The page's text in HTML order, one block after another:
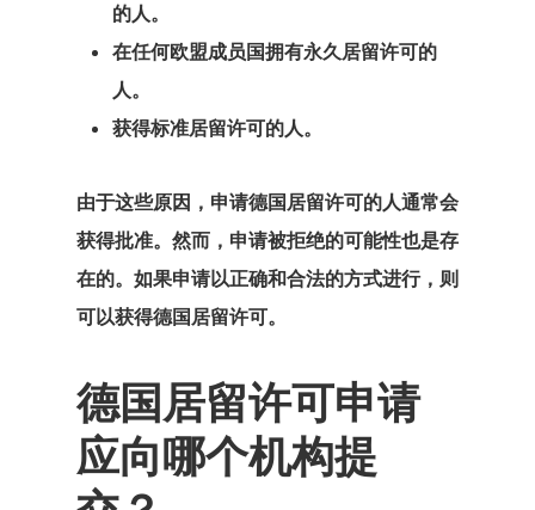
的人。
在任何欧盟成员国拥有永久居留许可的
人。
获得标准居留许可的人。
由于这些原因，申请德国居留许可的人通常会
获得批准。然而，申请被拒绝的可能性也是存
在的。如果申请以正确和合法的方式进行，则
可以获得德国居留许可。
德国居留许可申请
应向哪个机构提
– 创业签证计
沟通
爱沙尼亚
爱沙尼亚个人
者计划